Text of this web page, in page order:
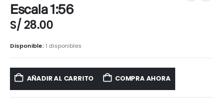
Escala 1:56
S/ 28.00
Disponible: 1 disponibles
AÑADIR AL CARRITO COMPRA AHORA